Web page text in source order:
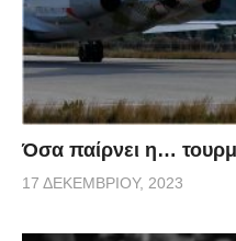
Όσα παίρνει η…
17 ΔΕΚΕΜΒΡΊΟΥ, 2023